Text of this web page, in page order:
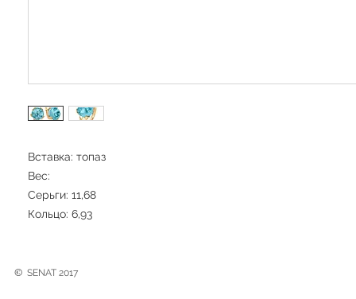
Вставка: топаз
Вес:
Серьги: 11,68
Кольцо: 6,93
© SENAT 2017